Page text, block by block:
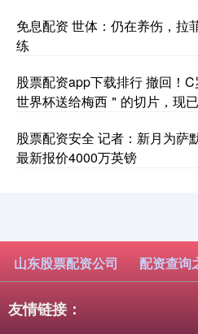
免息配资 世体：仍在养伤，拉
练
股票配资app下载排行 撤回！
世界杯送给梅西＂的切片，现
股票配资安全 记者：新月为萨
最新报价4000万英镑
山东股票配资公司 配资查询
友情链接：